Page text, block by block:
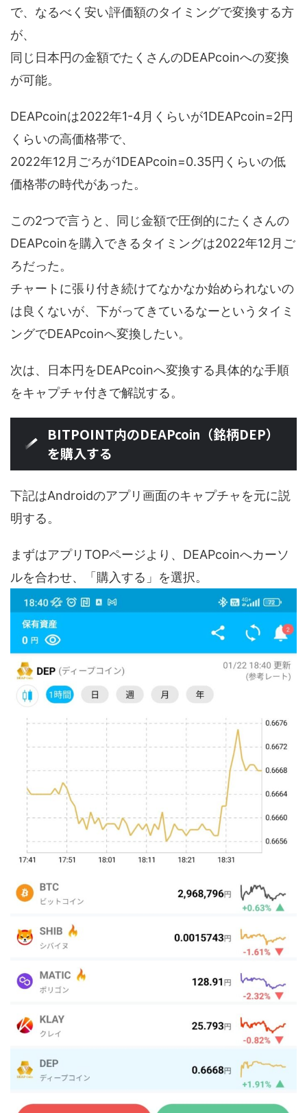
で、なるべく安い評価額のタイミングで変換する方
が、
同じ日本円の金額でたくさんのDEAPcoinへの変換
が可能。
DEAPcoinは2022年1-4月くらいが1DEAPcoin=2円
くらいの高価格帯で、
2022年12月ごろが1DEAPcoin=0.35円くらいの低
価格帯の時代があった。
この2つで言うと、同じ金額で圧倒的にたくさんの
DEAPcoinを購入できるタイミングは2022年12月ご
ろだった。
チャートに張り付き続けてなかなか始められないの
は良くないが、下がってきているなーというタイミ
ングでDEAPcoinへ変換したい。
次は、日本円をDEAPcoinへ変換する具体的な手順
をキャプチャ付きで解説する。
BITPOINT内のDEAPcoin（銘柄DEP）
を購入する
下記はAndroidのアプリ画面のキャプチャを元に説
明する。
まずはアプリTOPページより、DEAPcoinへカーソ
ルを合わせ、「購入する」を選択。